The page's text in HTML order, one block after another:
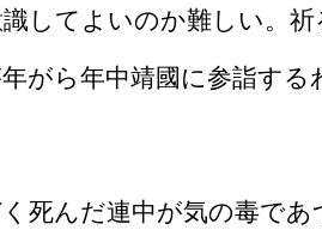
してよいのか難しい。
がら年中靖國に参詣す
死んだ連中が気の毒で